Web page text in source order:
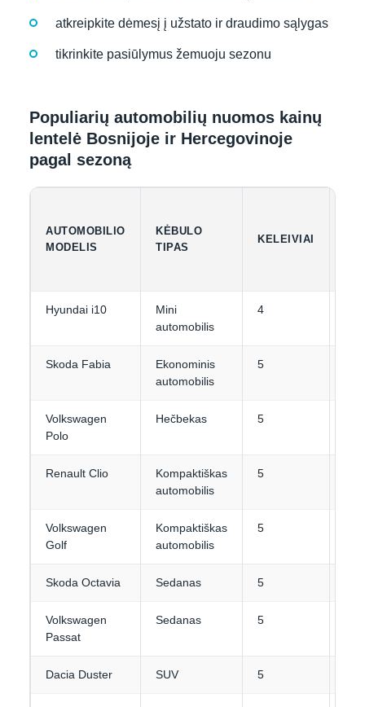
atkreipkite dėmesį į užstato ir draudimo sąlygas
tikrinkite pasiūlymus žemuoju sezonu
Populiarių automobilių nuomos kainų
lentelė Bosnijoje ir Hercegovinoje
pagal sezoną
AUTOMOBILIO
MODELIS
KĖBULO
TIPAS
KELEIVIAI
Hyundai i10
Mini
automobilis
4
Skoda Fabia
Ekonominis
automobilis
5
Volkswagen
Polo
Hečbekas 5
Renault Clio
Kompaktiškas
automobilis
5
Volkswagen
Golf
Kompaktiškas
automobilis
5
Skoda Octavia Sedanas 5
Volkswagen
Passat
Sedanas 5
Dacia Duster SUV 5